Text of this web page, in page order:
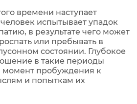
времени наступает
испытывает упадок
в результате чего может
или пребывать в
состоянии. Глубокое
в такие периоды
момент пробуждения к
и попыткам их